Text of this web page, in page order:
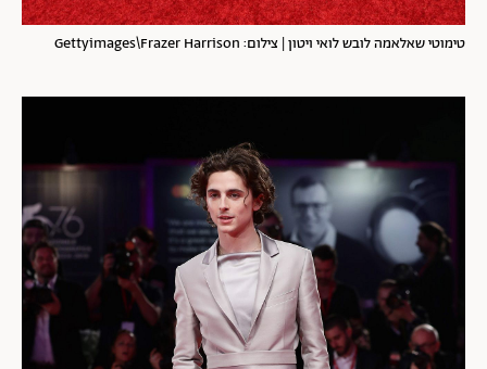
טימוטי שאלאמה לובש לואי ויטון | צילום: Gettyimages\Frazer Harrison